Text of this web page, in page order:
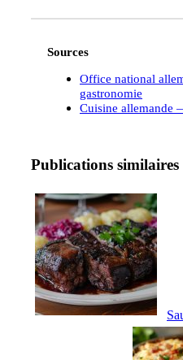
Sources
Office national
gastronomie
Cuisine allemande
Publications similaires